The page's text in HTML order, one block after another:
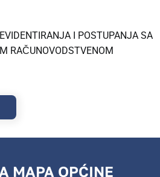
I POSTUPANJA SA
RAČUNOVODSTVENOM
MAPA OPĆINE